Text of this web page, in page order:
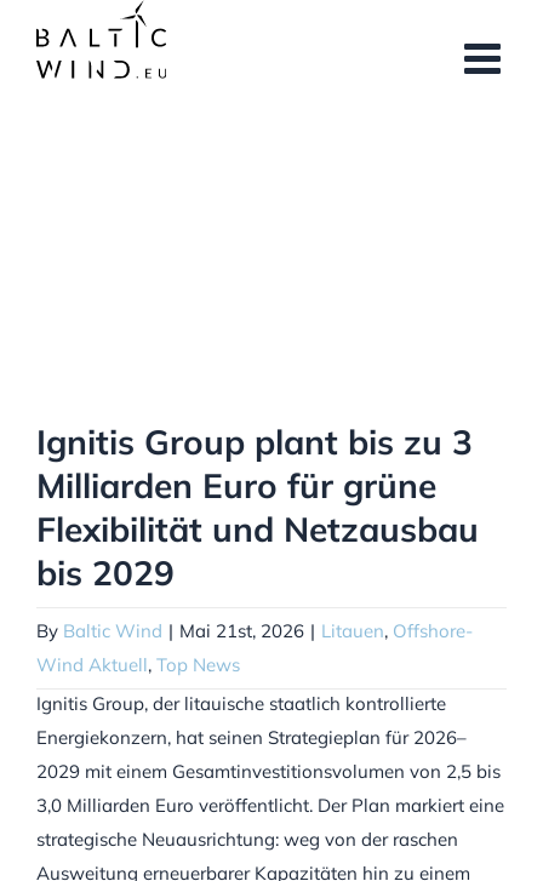
content
Ignitis Group plant bis zu 3
Milliarden Euro für grüne
Flexibilität und Netzausbau
bis 2029
By Baltic Wind | Mai 21st, 2026 | Litauen, Offshore-
Wind Aktuell, Top News
Ignitis Group, der litauische staatlich kontrollierte
Energiekonzern, hat seinen Strategieplan für 2026–
2029 mit einem Gesamtinvestitionsvolumen von 2,5 bis
3,0 Milliarden Euro veröffentlicht. Der Plan markiert eine
strategische Neuausrichtung: weg von der raschen
Ausweitung erneuerbarer Kapazitäten hin zu einem